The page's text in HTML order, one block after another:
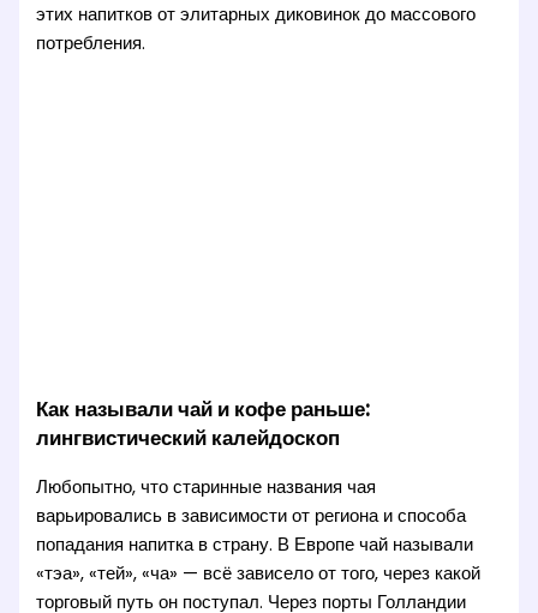
этих напитков от элитарных диковинок до массового
потребления.
Как называли чай и кофе раньше:
лингвистический калейдоскоп
Любопытно, что старинные названия чая
варьировались в зависимости от региона и способа
попадания напитка в страну. В Европе чай называли
«тэа», «тей», «ча» — всё зависело от того, через какой
торговый путь он поступал. Через порты Голландии